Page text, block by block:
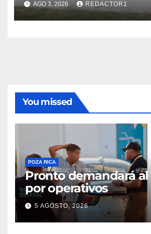
AGO 3, 2026 REDACTOR1
You missed
POZA RICA
Pronto demandará al
por operativos
5 AGOSTO, 2026